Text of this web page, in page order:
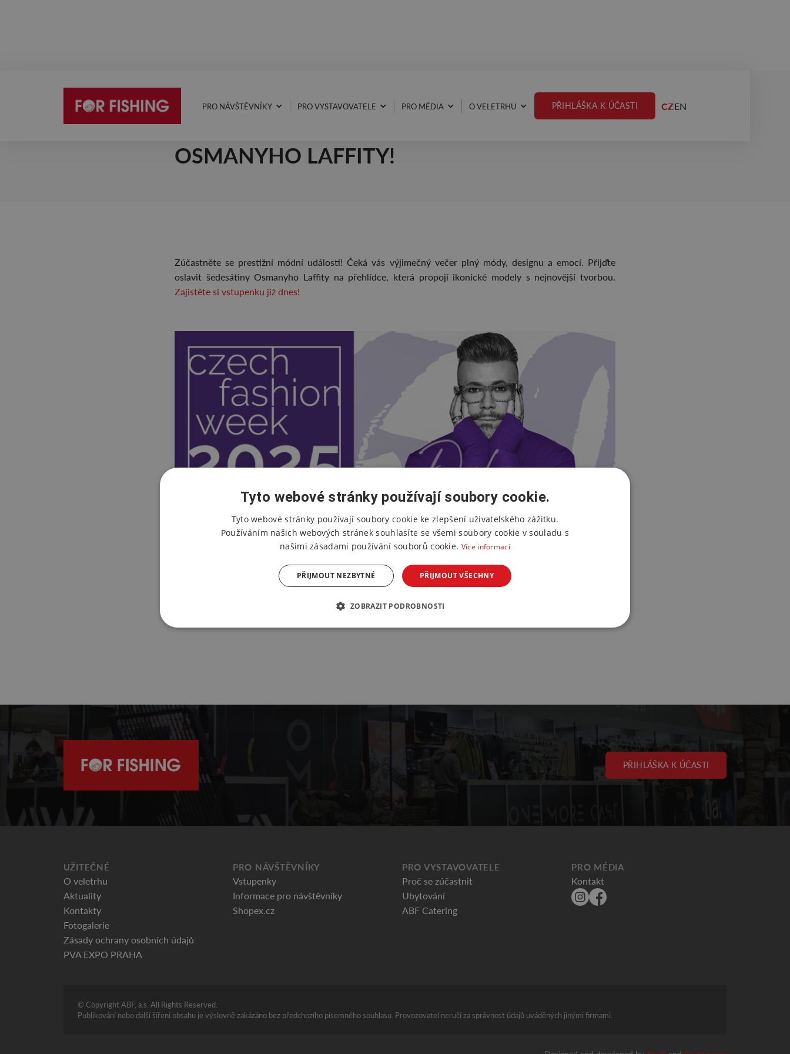
PRO NÁVŠTĚVNÍKY PRO VYSTAVOVATELE PRO MÉDIA O VELETRHU PŘIHLÁŠKA K ÚČASTI CZEN
1.10.2025
VELKOLEPÁ MÓDNÍ PŘEHLÍDKA
OSMANYHO LAFFITY!
Zúčastněte se prestižní módní události! Čeká vás výjimečný večer plný módy, designu a emocí. Přijďte
oslavit šedesátiny Osmanyho Laffity na přehlídce, která propojí ikonické modely s nejnovější tvorbou.
Zajistěte si vstupenku již dnes!
PŘIHLÁŠKA K ÚČASTI
UŽITEČNÉ
O veletrhu
Aktuality
Kontakty
Fotogalerie
Zásady ochrany osobních údajů
PVA EXPO PRAHA
PRO NÁVŠTĚVNÍKY
Vstupenky
Informace pro návštěvníky
Shopex.cz
PRO VYSTAVOVATELE
Proč se zúčastnit
Ubytování
ABF Catering
PRO MÉDIA
Kontakt
© Copyright ABF, a.s. All Rights Reserved.
Publikování nebo další šíření obsahu je výslovně zakázáno bez předchozího písemného souhlasu. Provozovatel neručí za správnost údajů uváděných jinými firmami.
Tyto webové stránky používají soubory cookie.
Tyto webové stránky používají soubory cookie ke zlepšení uživatelského zážitku.
Používáním našich webových stránek souhlasíte se všemi soubory cookie v souladu s
našimi zásadami používání souborů cookie. Více informací
PŘIJMOUT VŠECHNY
PŘIJMOUT NEZBYTNÉ
ZOBRAZIT PODROBNOSTI